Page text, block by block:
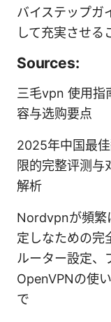
バイステップガ
して充実させる
Sources:
三毛vpn 使用指
容与选购要点
2025年中国最
限的完整评测与
解析
Nordvpnが頻繁
定しなための完
ルーター設定、
OpenVPNの使
で